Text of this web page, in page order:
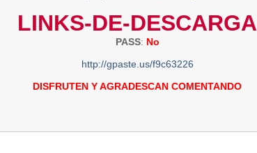
LINKS-DE-DESCARGA
PASS: No
http://gpaste.us/f9c63226
DISFRUTEN Y AGRADESCAN COMENTANDO